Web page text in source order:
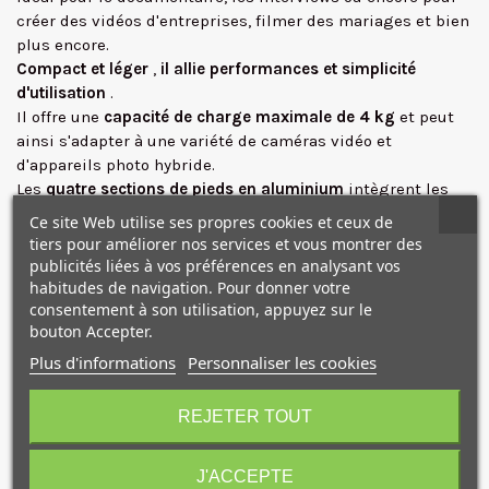
créer des vidéos d'entreprises, filmer des mariages et bien
plus encore.
Compact et léger , il allie performances et simplicité
d'utilisation .
Il offre une capacité de charge maximale de 4 kg et peut
ainsi s'adapter à une variété de caméras vidéo et
d'appareils photo hybride.
Lesquatre sections de pieds en aluminiumintègrent les
nouvelles bagues de serrage
ergonomiques et
performantes. Grâce à leurbonne prise en main, elles
rendent l'installation et le réglage beaucoup plus faciles
et plus confortables, tout en offrant uneadhérence
maximale, une ouverture rapide des jambes et une
compacité extrême.
Le monopode offre un
mouvement panoramique fluide en
raison de la cartouche fluide brevetée intégrée dans sa
. Celle-ci est également équipée d'une sphère pour
éviter les vibrations et pouvoir incliner le monopode même
sur les sols irréguliers, afin de profiter de la fluidité du
mouvement panoramique dans des situations variées.
Ce site Web utilise ses propres cookies et ceux de
tiers pour améliorer nos services et vous montrer des
publicités liées à vos préférences en analysant vos
habitudes de navigation. Pour donner votre
consentement à son utilisation, appuyez sur le
bouton Accepter.
Plus d'informations Personnaliser les cookies
REJETER TOUT
J'ACCEPTE
10€ OFFERTS sur votre
premier achat !
✕